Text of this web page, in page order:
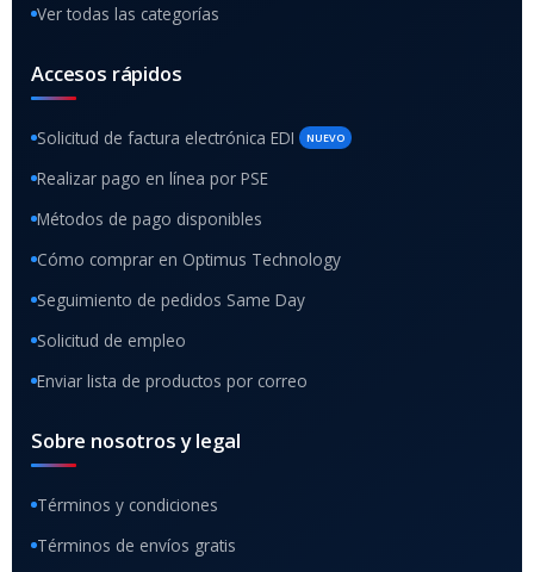
Ver todas las categorías
Accesos rápidos
Solicitud de factura electrónica EDI NUEVO
Realizar pago en línea por PSE
Métodos de pago disponibles
Cómo comprar en Optimus Technology
Seguimiento de pedidos Same Day
Solicitud de empleo
Enviar lista de productos por correo
Sobre nosotros y legal
Términos y condiciones
Términos de envíos gratis